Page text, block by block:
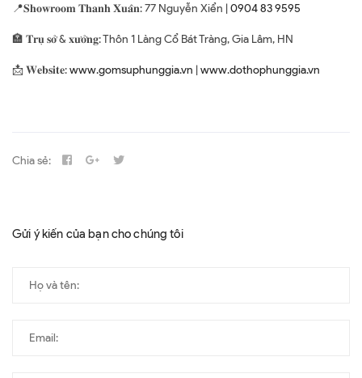
📍𝐒𝐡𝐨𝐰𝐫𝐨𝐨𝐦 𝐓𝐡𝐚𝐧𝐡 𝐗𝐮𝐚̂𝐧: 77 Nguyễn Xiển | 0904 83 9595
🏣 𝐓𝐫𝐮̣ 𝐬𝐨̛̉ & 𝐱𝐮̛𝐨̛̉𝐧𝐠: Thôn 1 Làng Cổ Bát Tràng, Gia Lâm, HN
📩 𝐖𝐞𝐛𝐬𝐢𝐭𝐞:www.gomsuphunggia.vn | www.dothophunggia.vn
Chia sẻ:
Gửi ý kiến của bạn cho chúng tôi